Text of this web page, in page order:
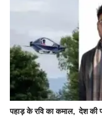
पहाड़ के रवि का कमाल, देश की